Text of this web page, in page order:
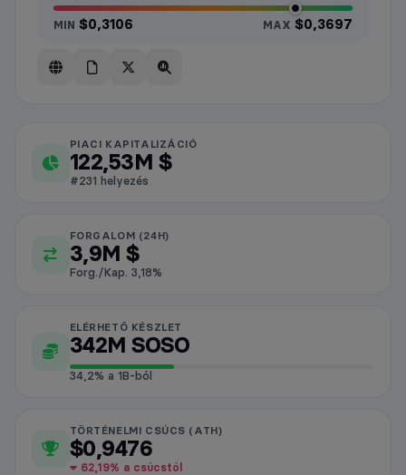
MIN $0,3106 MAX $0,3697
SoSoValue piaci adatok
PIACI KAPITALIZÁCIÓ
122,53M $
#231 helyezés
FORGALOM (24H)
3,9M $
Forg./Kap. 3,18%
ELÉRHETŐ KÉSZLET
342M SOSO
34,2% a 1B-ból
TÖRTÉNELMI CSÚCS (ATH)
$0,9476
62,19% a csúcstól